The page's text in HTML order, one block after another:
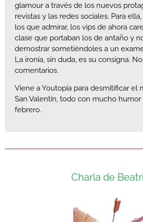
glamour a través de los nuevos
revistas y las redes sociales. Para
los que admirar, los vips de ahora
clase que portaban los de antaño y
demostrar sometiéndoles a un
La ironía, sin duda, es su consigna.
comentarios.
Viene a Youtopía para desmitificar el
San Valentín, todo con mucho humor
febrero.
Charla de